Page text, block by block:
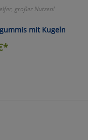
großer Nutzen!
mit Kugeln